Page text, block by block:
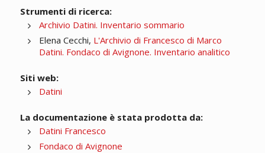
Strumenti di ricerca:
Archivio Datini. Inventario sommario
Elena Cecchi, L'Archivio di Francesco di Marco
Datini. Fondaco di Avignone. Inventario analitico
Siti web:
Datini
La documentazione è stata prodotta da:
Datini Francesco
Fondaco di Avignone